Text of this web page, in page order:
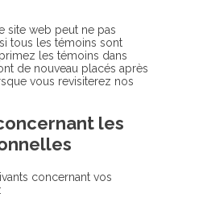
site web peut ne pas
tous les témoins sont
les témoins dans
de nouveau placés après
vous revisiterez nos
les
concernant vos